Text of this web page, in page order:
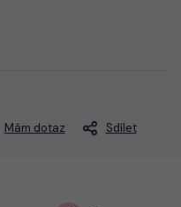
Mám dotaz Sdílet